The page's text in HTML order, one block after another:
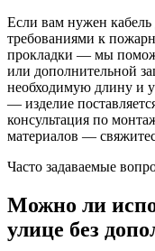
Если вам нужен
требованиями к
прокладки — мы
или дополнительной
необходимую длину и
— изделие
консультация по
материалов —
Часто задаваемые
Можно ли
улице без